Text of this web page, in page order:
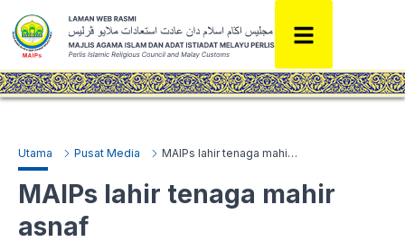
Utama Pusat Media MAIPs lahir tenaga mahir asnaf
MAIPs lahir tenaga mahir
asnaf